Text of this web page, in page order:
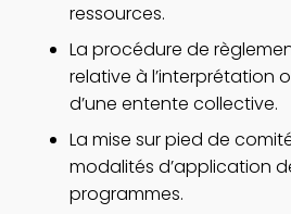
ressources.
La procédure de
relative à l’interprétation
d’une entente collective.
La mise sur pied de
modalités d’application
programmes.